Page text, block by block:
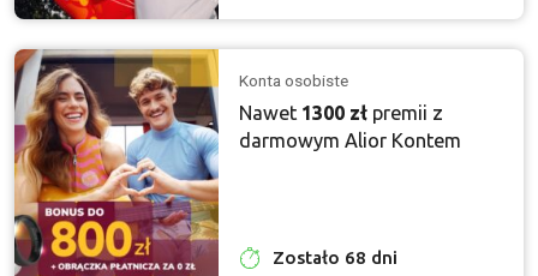
Konta osobiste
Nawet 1300 zł premii z
darmowym Alior Kontem
Zostało 68 dni